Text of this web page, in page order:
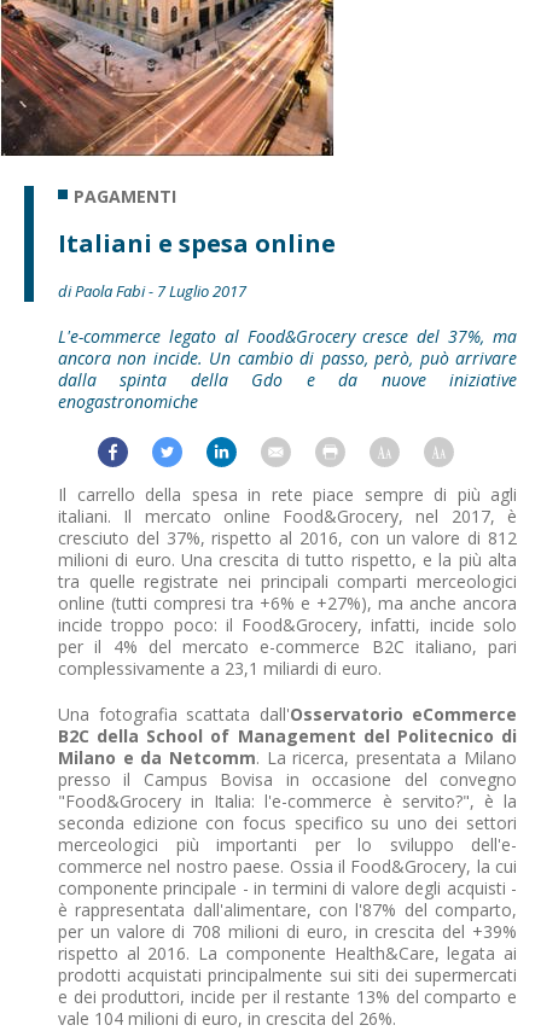
PAGAMENTI
Italiani e spesa online
di Paola Fabi - 7 Luglio 2017
L'e-commerce legato al Food&Grocery cresce del 37%, ma
ancora non incide. Un cambio di passo, però, può arrivare
dalla spinta della Gdo e da nuove iniziative
enogastronomiche
Il carrello della spesa in rete piace sempre di più agli
italiani. Il mercato online Food&Grocery, nel 2017, è
cresciuto del 37%, rispetto al 2016, con un valore di 812
milioni di euro. Una crescita di tutto rispetto, e la più alta
tra quelle registrate nei principali comparti merceologici
online (tutti compresi tra +6% e +27%), ma anche ancora
incide troppo poco: il Food&Grocery, infatti, incide solo
per il 4% del mercato e-commerce B2C italiano, pari
complessivamente a 23,1 miliardi di euro.
Una fotografia scattata dall'Osservatorio eCommerce
B2C della School of Management del Politecnico di
Milano e da Netcomm. La ricerca, presentata a Milano
presso il Campus Bovisa in occasione del convegno
"Food&Grocery in Italia: l'e-commerce è servito?", è la
seconda edizione con focus specifico su uno dei settori
merceologici più importanti per lo sviluppo dell'e-
commerce nel nostro paese. Ossia il Food&Grocery, la cui
componente principale - in termini di valore degli acquisti -
è rappresentata dall'alimentare, con l'87% del comparto,
per un valore di 708 milioni di euro, in crescita del +39%
rispetto al 2016. La componente Health&Care, legata ai
prodotti acquistati principalmente sui siti dei supermercati
e dei produttori, incide per il restante 13% del comparto e
vale 104 milioni di euro, in crescita del 26%.